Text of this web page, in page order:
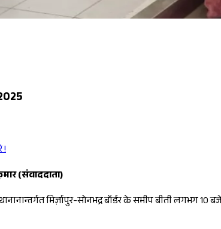
!
(संवाददाता)
मिर्ज़ापुर-सोनभद्र बॉर्डर के समीप बीती लगभग